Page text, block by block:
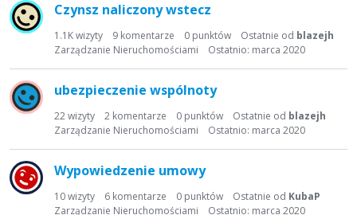
Czynsz naliczony wstecz
1.1Kwizyty 9 komentarze 0 punktów Ostatnie od blazejh
Ostatnio: marca 2020
Zarządzanie Nieruchomościami
ubezpieczenie wspólnoty
22wizyty 2 komentarze 0 punktów Ostatnie od blazejh
Ostatnio: marca 2020
Zarządzanie Nieruchomościami
Wypowiedzenie umowy
10wizyty 6 komentarze 0 punktów Ostatnie od KubaP
Ostatnio: marca 2020
Zarządzanie Nieruchomościami